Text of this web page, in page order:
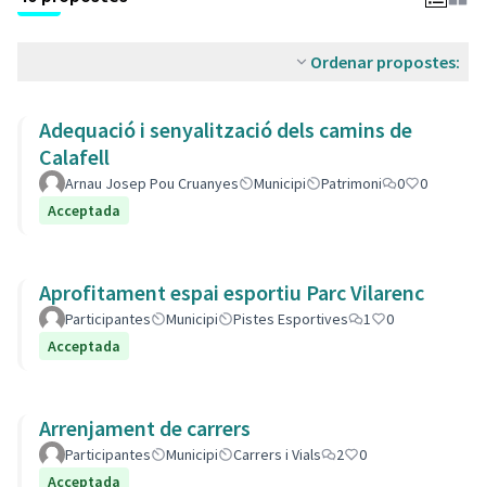
Ordenar propostes:
Adequació i senyalització dels camins de
Calafell
Arnau Josep Pou Cruanyes Municipi Patrimoni 0
0
Acceptada
Aprofitament espai esportiu Parc Vilarenc
Participantes Municipi Pistes Esportives 1
0
Acceptada
Arrenjament de carrers
Participantes Municipi Carrers i Vials 2
0
Acceptada